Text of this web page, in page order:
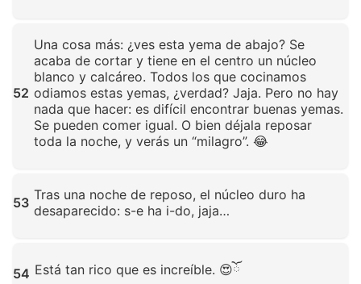
52
Una cosa más: ¿ves esta yema de abajo? Se
acaba de cortar y tiene en el centro un núcleo
blanco y calcáreo. Todos los que cocinamos
odiamos estas yemas, ¿verdad? Jaja. Pero no hay
nada que hacer: es difícil encontrar buenas yemas.
Se pueden comer igual. O bien déjala reposar
toda la noche, y verás un “milagro”. 😂
53 Tras una noche de reposo, el núcleo duro ha
desaparecido: s-e ha i-do, jaja…
54 Está tan rico que es increíble. 😍ོ